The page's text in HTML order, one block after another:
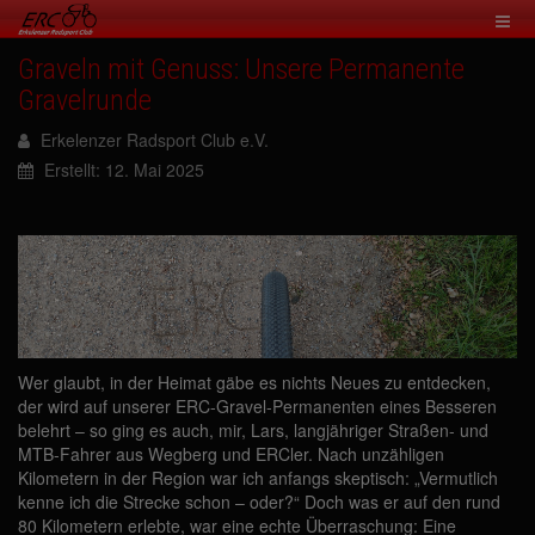
Graveln mit Genuss: Unsere Permanente
Gravelrunde
Erkelenzer Radsport Club e.V.
Erstellt: 12. Mai 2025
Wer glaubt, in der Heimat gäbe es nichts Neues zu entdecken,
der wird auf unserer ERC-Gravel-Permanenten eines Besseren
belehrt – so ging es auch, mir, Lars, langjähriger Straßen- und
MTB-Fahrer aus Wegberg und ERCler. Nach unzähligen
Kilometern in der Region war ich anfangs skeptisch: „Vermutlich
kenne ich die Strecke schon – oder?“ Doch was er auf den rund
80 Kilometern erlebte, war eine echte Überraschung: Eine